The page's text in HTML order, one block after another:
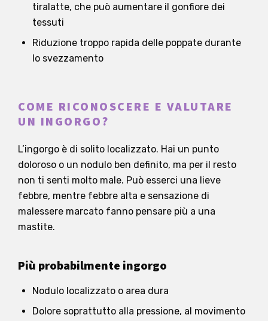
tiralatte, che può aumentare il gonfiore dei
tessuti
Riduzione troppo rapida delle poppate durante
lo svezzamento
COME RICONOSCERE E VALUTARE
UN INGORGO?
L’ingorgo è di solito localizzato. Hai un punto
doloroso o un nodulo ben definito, ma per il resto
non ti senti molto male. Può esserci una lieve
febbre, mentre febbre alta e sensazione di
malessere marcato fanno pensare più a una
mastite.
Più probabilmente ingorgo
Nodulo localizzato o area dura
Dolore soprattutto alla pressione, al movimento